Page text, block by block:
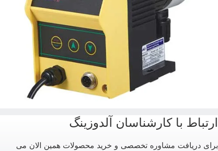
ارتباط با کارشناسان آلدوزینگ
برای دریافت مشاوره تخصصی و خرید محصولات همین الان می